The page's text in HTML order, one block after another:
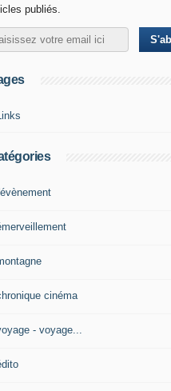
publiés.
cinéma
- voyage...